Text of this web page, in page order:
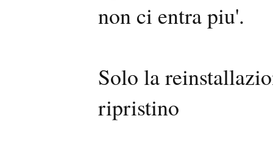
non ci entra piu'.
Solo la
ripristino